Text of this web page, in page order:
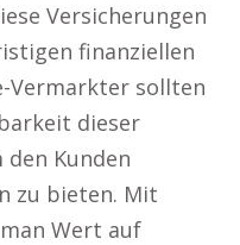
Versicherungen
finanziellen
Vermarkter sollten
dieser
Kunden
zu bieten. Mit
Wert auf